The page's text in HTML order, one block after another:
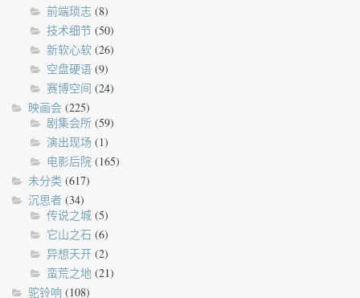
前端琐志 (8)
技术细节 (50)
新软心软 (26)
空盘硬语 (9)
赛博空间 (24)
映画会 (225)
剧集会所 (59)
演出现场 (1)
电影后院 (165)
未分类 (617)
沉思者 (34)
传说之城 (5)
它山之石 (6)
异想天开 (2)
蛮荒之地 (21)
驼铃响 (108)